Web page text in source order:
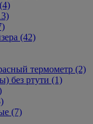
(42)
термометр (2)
без ртути (1)
(7)